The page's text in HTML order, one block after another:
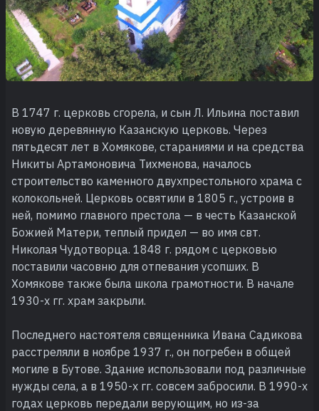
В 1747 г. церковь сгорела, и сын Л. Ильина поставил
новую деревянную Казанскую церковь. Через
пятьдесят лет в Хомякове, стараниями и на средства
Никиты Артамоновича Тихменова, началось
строительство каменного двухпрестольного храма с
колокольней. Церковь освятили в 1805 г., устроив в
ней, помимо главного престола — в честь Казанской
Божией Матери, теплый придел — во имя свт.
Николая Чудотворца. 1848 г. рядом с церковью
поставили часовню для отпевания усопших. В
Хомякове также была школа грамотности. В начале
1930-х гг. храм закрыли.
Последнего настоятеля священника Ивана Садикова
расстреляли в ноябре 1937 г., он погребен в общей
могиле в Бутове. Здание использовали под различные
нужды села, а в 1950-х гг. совсем забросили. В 1990-х
годах церковь передали верующим, но из-за